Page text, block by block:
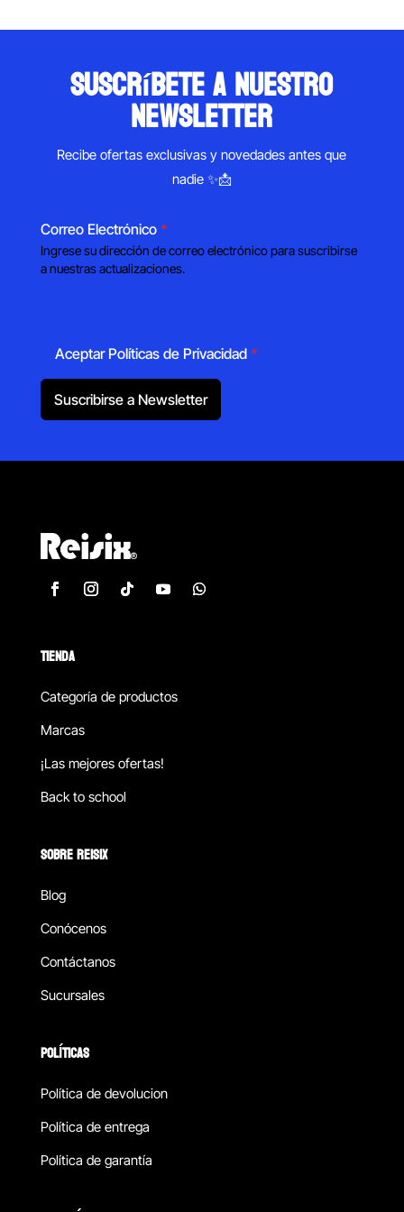
suscríbete a nuestro
newsletter
Recibe ofertas exclusivas y novedades antes que
nadie ✨📩
Correo Electrónico *
Ingrese su dirección de correo electrónico para suscribirse
a nuestras actualizaciones.
Aceptar Políticas de Privacidad *
Suscribirse a Newsletter
TIENDA
Categoría de productos
Marcas
¡Las mejores ofertas!
Back to school
SOBRE REISIX
Blog
Conócenos
Contáctanos
Sucursales
POLÍTICAS
Política de devolucion
Política de entrega
Política de garantía